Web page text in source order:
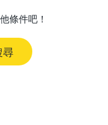
條件吧！
尋